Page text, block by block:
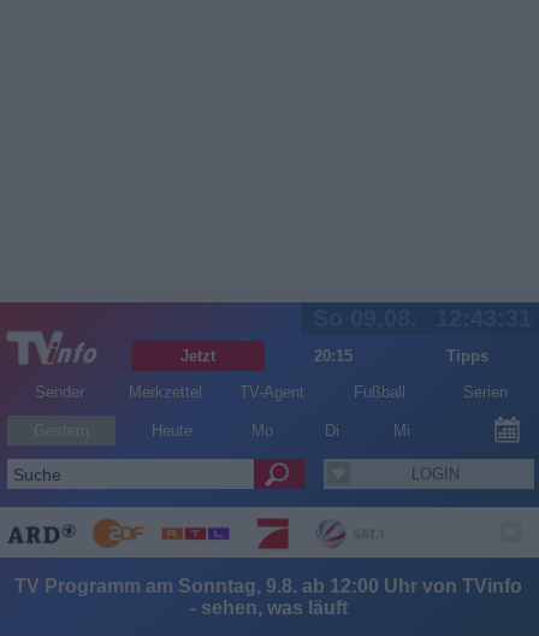
Jetzt 20:15
Tipps
Sender
Merkzettel TV-Agent Fußball Serien
Heute Mo Di Mi
LOGIN
TV Programm am Sonntag, 9.8. ab 12:00 Uhr von TVinfo
- sehen, was läuft